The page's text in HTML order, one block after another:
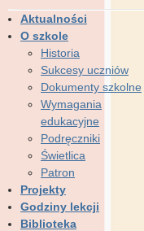
Aktualności
O szkole
Historia
Sukcesy uczniów
Dokumenty szkolne
Wymagania
edukacyjne
Podręczniki
Świetlica
Patron
Projekty
Godziny lekcji
Biblioteka